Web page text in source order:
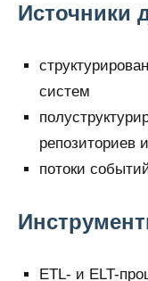
Источники
систем
репозиториев
потоки
ETL- и ELT-